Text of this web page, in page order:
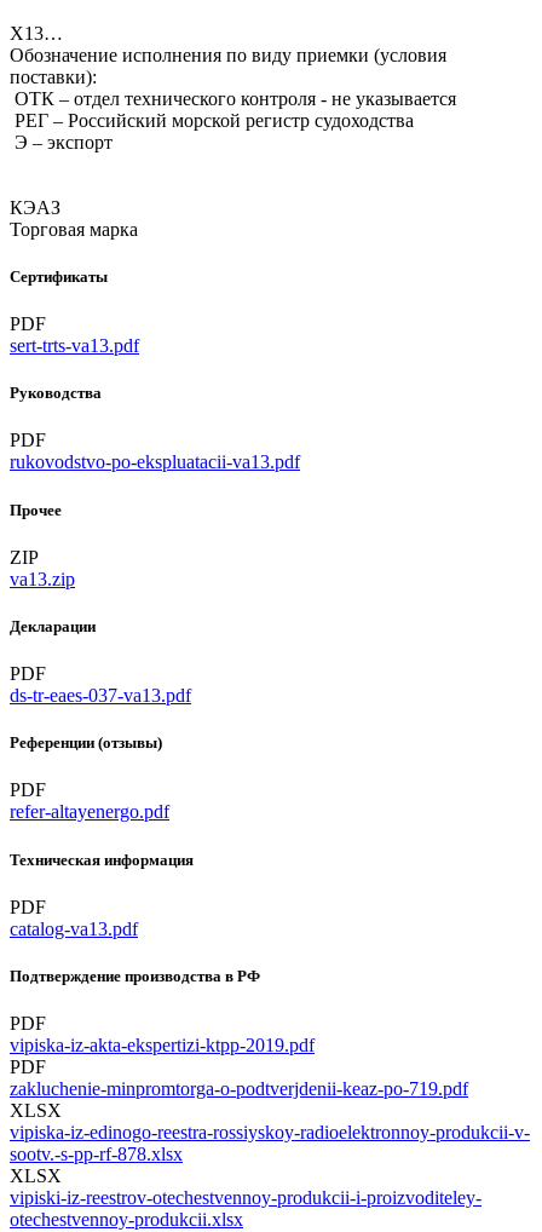
Х13…
Обозначение исполнения по виду приемки (условия
поставки):
ОТК – отдел технического контроля - не указывается
РЕГ – Российский морской регистр судоходства
Э – экспорт
КЭАЗ
Торговая марка
Сертификаты
PDF
sert-trts-va13.pdf
Руководства
PDF
rukovodstvo-po-ekspluatacii-va13.pdf
Прочее
ZIP
va13.zip
Декларации
PDF
ds-tr-eaes-037-va13.pdf
Референции (отзывы)
PDF
refer-altayenergo.pdf
Техническая информация
PDF
catalog-va13.pdf
Подтверждение производства в РФ
PDF
vipiska-iz-akta-ekspertizi-ktpp-2019.pdf
PDF
zakluchenie-minpromtorga-o-podtverjdenii-keaz-po-719.pdf
XLSX
vipiska-iz-edinogo-reestra-rossiyskoy-radioelektronnoy-produkcii-v-
sootv.-s-pp-rf-878.xlsx
XLSX
vipiski-iz-reestrov-otechestvennoy-produkcii-i-proizvoditeley-
otechestvennoy-produkcii.xlsx